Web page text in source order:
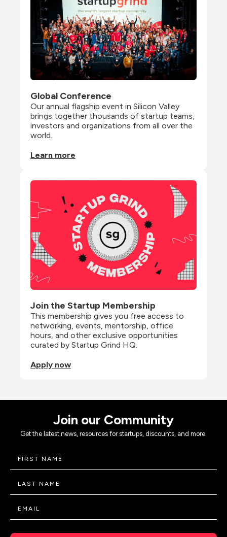
Global Conference
Our annual flagship event in Silicon Valley
brings together thousands of startup teams,
investors and organizations from all over the
world.
Learn more
Join the Startup Membership
This membership gives you free access to
networking, events, mentorship, office
hours, and other exclusive opportunities
curated by Startup Grind HQ.
Apply now
Join our Community
Get the latest news, resources for startups, discounts, and more.